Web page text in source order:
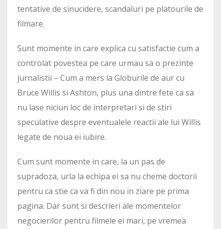
tentative de sinucidere, scandaluri pe platourile de
filmare.
Sunt momente in care explica cu satisfactie cum a
controlat povestea pe care urmau sa o prezinte
jurnalistii – Cum a mers la Globurile de aur cu
Bruce Willis si Ashton, plus una dintre fete ca sa
nu lase niciun loc de interpretari si de stiri
speculative despre eventualele reactii ale lui Willis
legate de noua ei iubire.
Cum sunt momente in care, la un pas de
supradoza, urla la echipa ei sa nu cheme doctorii
pentru ca stie ca va fi din nou in ziare pe prima
pagina. Dar sunt si descrieri ale momentelor
negocierilor pentru filmele ei mari, pe vremea